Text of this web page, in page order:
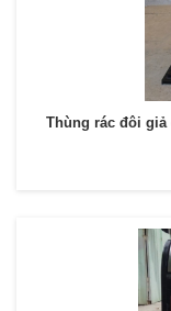
Thùng rác đôi giả